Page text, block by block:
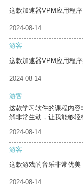
这款加速器VPM应用程
2024-08-14
游客
这款加速器VPM应用程
2024-08-14
游客
这款学习软件的课程内
解非常生动，让我能够轻
2024-08-14
游客
这款游戏的音乐非常优美
2024-08-14